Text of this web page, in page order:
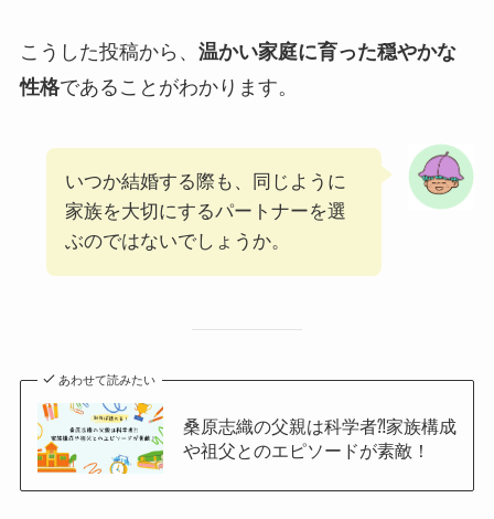
こうした投稿から、 温かい家庭に育った穏やかな
性格であることがわかります。
いつか結婚する際も、同じように
家族を大切にするパートナーを選
ぶのではないでしょうか。
あわせて読みたい
桑原志織の父親は科学者⁈家族構成
や祖父とのエピソードが素敵！